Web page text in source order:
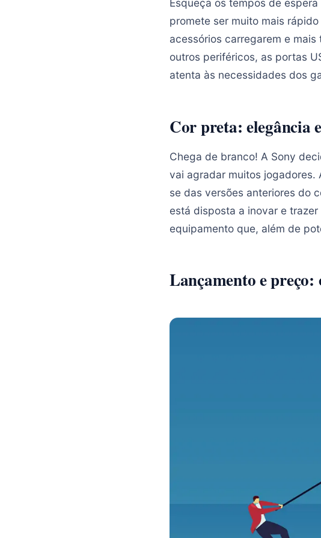
Esqueça os tempos de
promete ser muito mais
acessórios carregarem e
outros periféricos, as portas
atenta às necessidades dos
Cor preta: elegância
Chega de branco! A Sony
vai agradar muitos
se das versões anteriores do
está disposta a inovar e
equipamento que, além de
Lançamento e preço: